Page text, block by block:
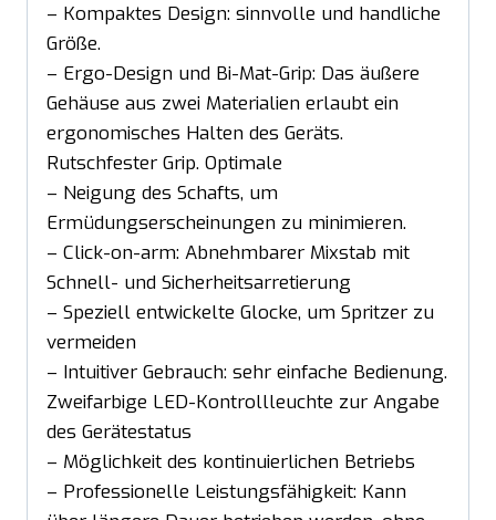
– Kompaktes Design: sinnvolle und handliche
Größe.
– Ergo-Design und Bi-Mat-Grip: Das äußere
Gehäuse aus zwei Materialien erlaubt ein
ergonomisches Halten des Geräts.
Rutschfester Grip. Optimale
– Neigung des Schafts, um
Ermüdungserscheinungen zu minimieren.
– Click-on-arm: Abnehmbarer Mixstab mit
Schnell- und Sicherheitsarretierung
– Speziell entwickelte Glocke, um Spritzer zu
vermeiden
– Intuitiver Gebrauch: sehr einfache Bedienung.
Zweifarbige LED-Kontrollleuchte zur Angabe
des Gerätestatus
– Möglichkeit des kontinuierlichen Betriebs
– Professionelle Leistungsfähigkeit: Kann